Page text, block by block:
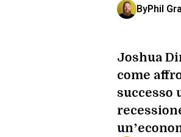
ByPhil
Joshua
come
successo